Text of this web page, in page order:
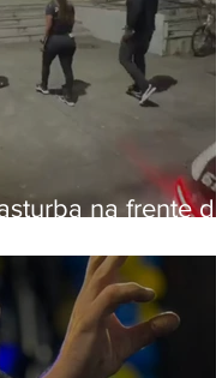
na frente de